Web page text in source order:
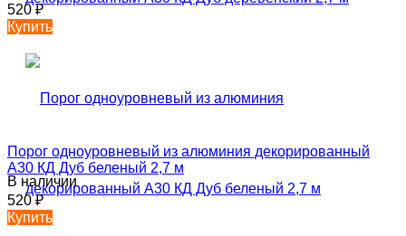
520₽
Купить
Порог одноуровневый из алюминия декорированный
А30 КД Дуб беленый 2,7 м
В наличии
520₽
Купить